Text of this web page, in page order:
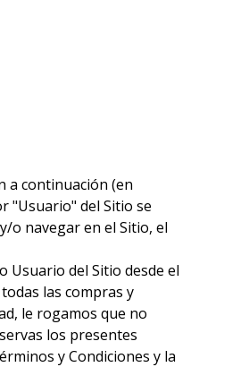
a continuación (en
"Usuario" del Sitio se
o navegar en el Sitio, el
Usuario del Sitio desde el
las compras y
le rogamos que no
los presentes
y Condiciones y la